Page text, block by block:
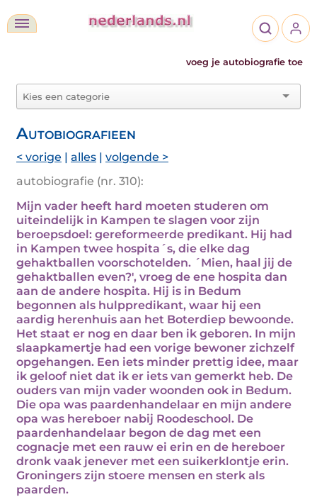
voeg je autobiografie toe
Autobiografieen
< vorige | alles | volgende >
autobiografie (nr. 310):
Mijn vader heeft hard moeten studeren om
uiteindelijk in Kampen te slagen voor zijn
beroepsdoel: gereformeerde predikant. Hij had
in Kampen twee hospita´s, die elke dag
gehaktballen voorschotelden. ´Mien, haal jij de
gehaktballen even?', vroeg de ene hospita dan
aan de andere hospita. Hij is in Bedum
begonnen als hulppredikant, waar hij een
aardig herenhuis aan het Boterdiep bewoonde.
Het staat er nog en daar ben ik geboren. In mijn
slaapkamertje had een vorige bewoner zichzelf
opgehangen. Een iets minder prettig idee, maar
ik geloof niet dat ik er iets van gemerkt heb. De
ouders van mijn vader woonden ook in Bedum.
Die opa was paardenhandelaar en mijn andere
opa was hereboer nabij Roodeschool. De
paardenhandelaar begon de dag met een
cognacje met een rauw ei erin en de hereboer
dronk vaak jenever met een suikerklontje erin.
Groningers zijn stoere mensen en sterk als
paarden.